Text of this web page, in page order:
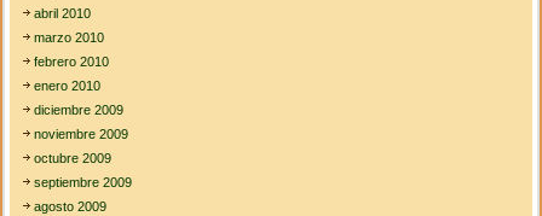
abril 2010
marzo 2010
febrero 2010
enero 2010
diciembre 2009
noviembre 2009
octubre 2009
septiembre 2009
agosto 2009